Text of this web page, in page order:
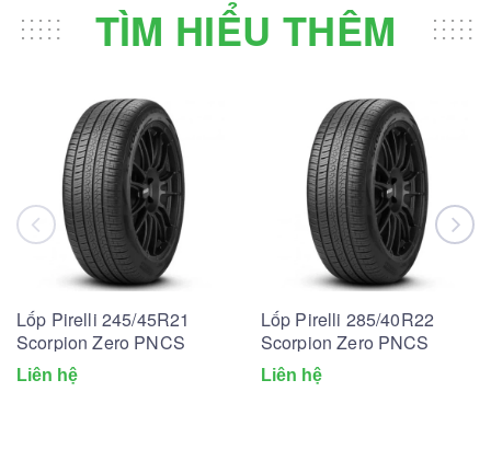
TÌM HIỂU THÊM
Lốp Pirelli 245/45R21
Scorpion Zero PNCS
Liên hệ
Lốp Pirelli 285/40R22
Scorpion Zero PNCS
Liên hệ